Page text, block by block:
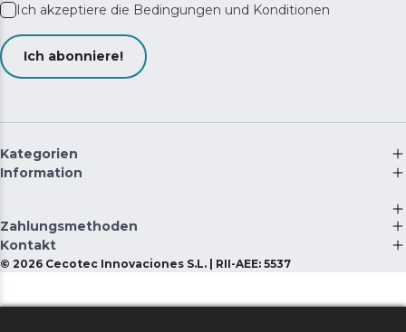
Ich akzeptiere die Bedingungen und Konditionen
Ich abonniere!
Kategorien
Information
Zahlungsmethoden
Kontakt
© 2026 Cecotec Innovaciones S.L. | RII-AEE: 5537